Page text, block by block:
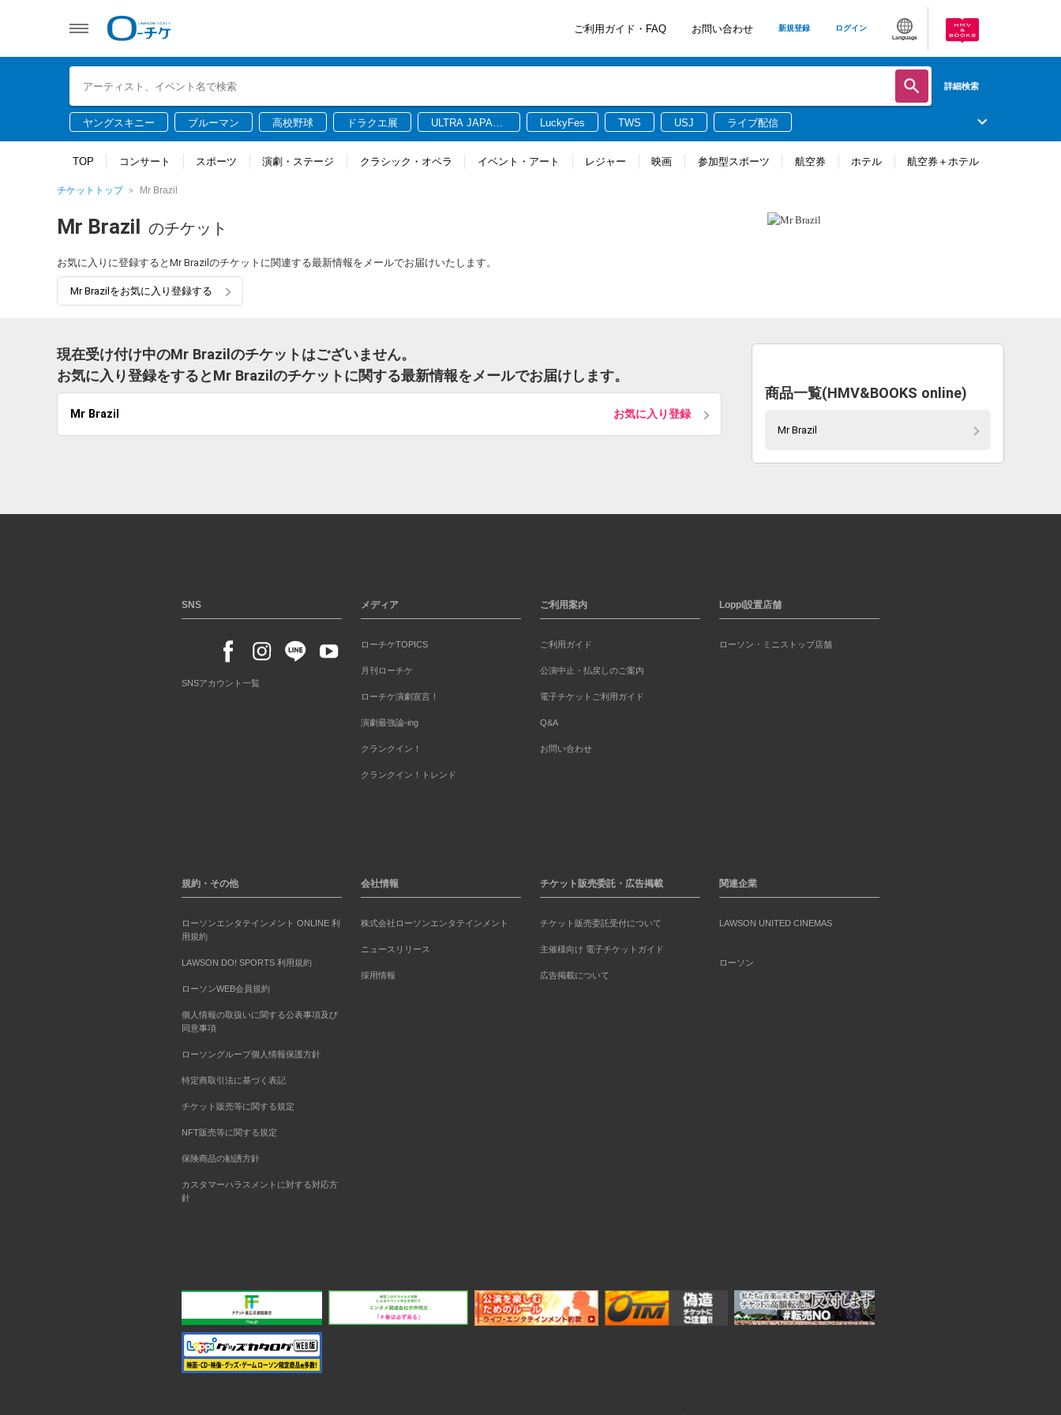
ご利用ガイド・FAQ お問い合わせ 新規登録 ログイン
Language
詳細検索
ヤングスキニー ブルーマン 高校野球 ドラクエ展
ULTRA JAPAN
LuckyFes TWS USJ ライブ配信
TOP コンサート スポーツ 演劇・ステージ クラシック・オペラ イベント・アート レジャー 映画 参加型スポーツ 航空券 ホテル 航空券＋ホテル
チケットトップ Mr Brazil
Mr Brazil のチケット
お気に入りに登録するとMr Brazilのチケットに関連する最新情報をメールでお届けいたします。
Mr Brazilをお気に入り登録する
現在受け付け中のMr Brazilのチケットはございません。
お気に入り登録をするとMr Brazilのチケットに関する最新情報をメールでお届けします。
Mr Brazil お気に入り登録
商品一覧(HMV&BOOKS online)
Mr Brazil
SNS
SNSアカウント一覧
メディア
ローチケTOPICS
月刊ローチケ
ローチケ演劇宣言！
演劇最強論-ing
クランクイン！
クランクイン！トレンド
ご利用案内
ご利用ガイド
公演中止・払戻しのご案内
電子チケットご利用ガイド
Q&A
お問い合わせ
Loppi設置店舗
ローソン・ミニストップ店舗
規約・その他
ローソンエンタテインメント ONLINE 利
用規約
LAWSON DO! SPORTS 利用規約
ローソンWEB会員規約
個人情報の取扱いに関する公表事項及び
同意事項
ローソングループ個人情報保護方針
特定商取引法に基づく表記
チケット販売等に関する規定
NFT販売等に関する規定
保険商品の勧誘方針
カスタマーハラスメントに対する対応方
針
会社情報
株式会社ローソンエンタテインメント
ニュースリリース
採用情報
チケット販売委託・広告掲載
チケット販売委託受付について
主催様向け 電子チケットガイド
広告掲載について
関連企業
LAWSON UNITED CINEMAS
ローソン